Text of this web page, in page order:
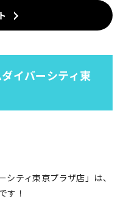
イバーシティ東
シティ東京プラザ店」は、
す！